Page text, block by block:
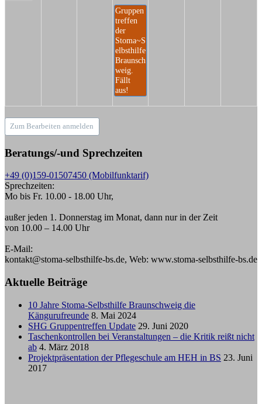
Gruppen
treffen
der
Stoma~S
elbsthilfe
Braunsch
weig.
Fällt
aus!
Zum Bearbeiten anmelden
Beratungs/-und Sprechzeiten
+49 (0)159-01507450 (Mobilfunktarif)
Sprechzeiten:
Mo bis Fr. 10.00 - 18.00 Uhr,
außer jeden 1. Donnerstag im Monat, dann nur in der Zeit
von 10.00 – 14.00 Uhr
E-Mail:
kontakt@stoma-selbsthilfe-bs.de, Web: www.stoma-selbsthilfe-bs.de
Aktuelle Beiträge
10 Jahre Stoma-Selbsthilfe Braunschweig die
Kängurufreunde 8. Mai 2024
SHG Gruppentreffen Update 29. Juni 2020
Taschenkontrollen bei Veranstaltungen – die Kritik reißt nicht
ab 4. März 2018
Projektpräsentation der Pflegeschule am HEH in BS 23. Juni
2017